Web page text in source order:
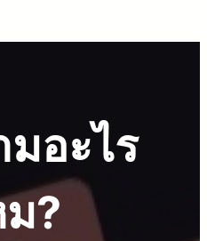
อะไร
?